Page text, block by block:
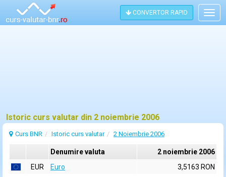
CONVERTOR RAPID
Istoric curs valutar din 2 noiembrie 2006
Curs BNR Istoric curs valutar 2 Noiembrie 2006
Denumire valuta
2 noiembrie 2006
EUR
Euro
3,5163 RON